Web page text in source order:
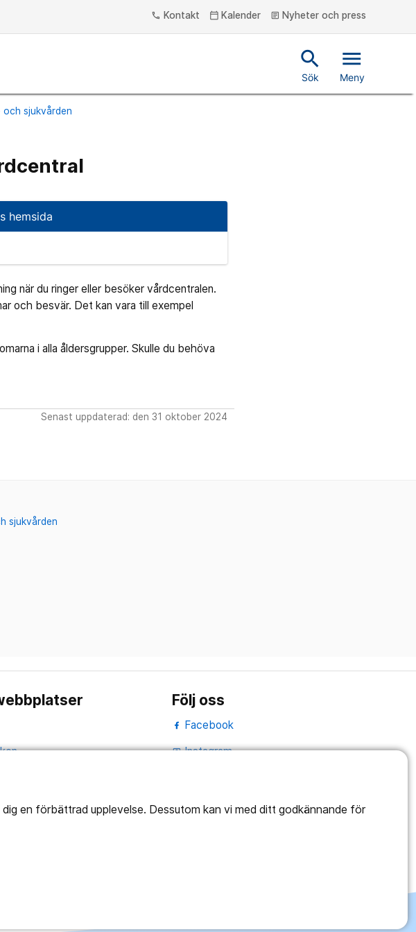
en förbättrad upplevelse. Dessutom kan vi med ditt godkännande för
phone Kontakt calendar_today Kalender article Nyheter och press
search
Sök
menu
Meny
sjukvården
hemsida
när du ringer eller besöker vårdcentralen.
och besvär. Det kan vara till exempel
i alla åldersgrupper. Skulle du behöva
Senast uppdaterad: den 31 oktober 2024
sjukvården
Följ oss
Facebook
portraitInstagram